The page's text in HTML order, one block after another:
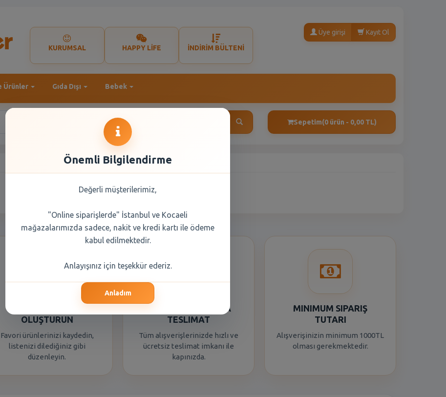
KURUMSAL HAPPY LİFE İNDİRİM BÜLTENİ
Üye girişi Kayıt Ol
Ürünler Gıda Dışı Bebek
Sepetim(0 ürün - 0,00 TL)
OLUŞTURUN
Favori ürünlerinizi kaydedin,
listenizi dilediğiniz gibi
düzenleyin.
ÜCRETSIZ KAPINIZA
TESLIMAT
Tüm alışverişlerinizde hızlı ve
ücretsiz teslimat imkanı ile
kapınızda.
MINIMUM SIPARIŞ
TUTARI
Alışverişinizin minimum 1000TL
olması gerekmektedir.
Önemli Bilgilendirme
Değerli müşterilerimiz,
"Online siparişlerde" İstanbul ve Kocaeli
mağazalarımızda sadece, nakit ve kredi kartı ile ödeme
kabul edilmektedir.
Anlayışınız için teşekkür ederiz.
Anladım